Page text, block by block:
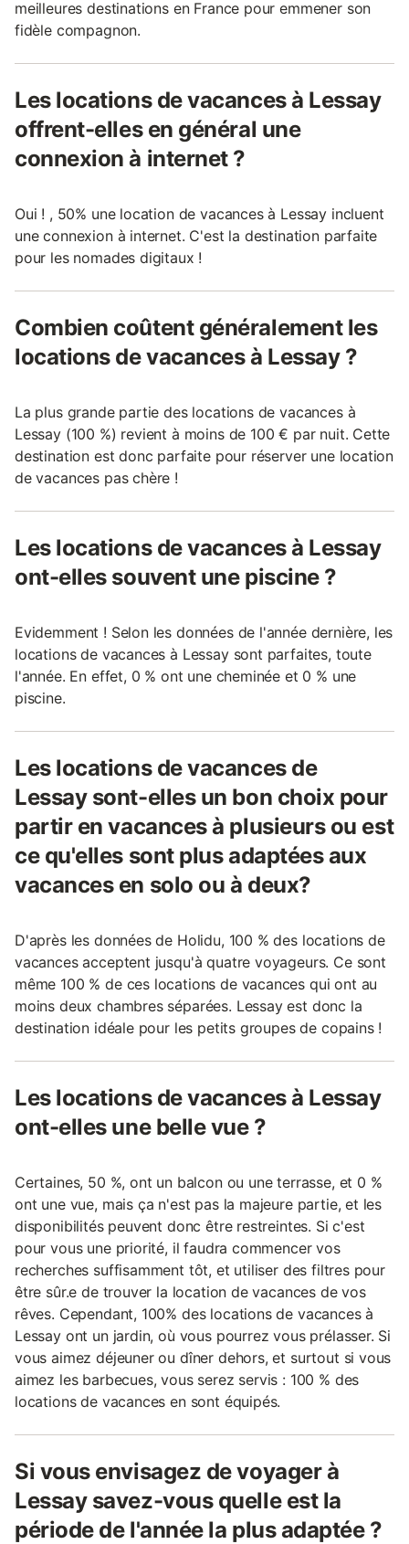
meilleures destinations en France pour emmener son
fidèle compagnon.
Les locations de vacances à Lessay
offrent-elles en général une
connexion à internet ?
Oui ! , 50% une location de vacances à Lessay incluent
une connexion à internet. C'est la destination parfaite
pour les nomades digitaux !
Combien coûtent généralement les
locations de vacances à Lessay ?
La plus grande partie des locations de vacances à
Lessay (100 %) revient à moins de 100 € par nuit. Cette
destination est donc parfaite pour réserver une location
de vacances pas chère !
Les locations de vacances à Lessay
ont-elles souvent une piscine ?
Evidemment ! Selon les données de l'année dernière, les
locations de vacances à Lessay sont parfaites, toute
l'année. En effet, 0 % ont une cheminée et 0 % une
piscine.
Les locations de vacances de
Lessay sont-elles un bon choix pour
partir en vacances à plusieurs ou est
ce qu'elles sont plus adaptées aux
vacances en solo ou à deux?
D'après les données de Holidu, 100 % des locations de
vacances acceptent jusqu'à quatre voyageurs. Ce sont
même 100 % de ces locations de vacances qui ont au
moins deux chambres séparées. Lessay est donc la
destination idéale pour les petits groupes de copains !
Les locations de vacances à Lessay
ont-elles une belle vue ?
Certaines, 50 %, ont un balcon ou une terrasse, et 0 %
ont une vue, mais ça n'est pas la majeure partie, et les
disponibilités peuvent donc être restreintes. Si c'est
pour vous une priorité, il faudra commencer vos
recherches suffisamment tôt, et utiliser des filtres pour
être sûr.e de trouver la location de vacances de vos
rêves. Cependant, 100% des locations de vacances à
Lessay ont un jardin, où vous pourrez vous prélasser. Si
vous aimez déjeuner ou dîner dehors, et surtout si vous
aimez les barbecues, vous serez servis : 100 % des
locations de vacances en sont équipés.
Si vous envisagez de voyager à
Lessay savez-vous quelle est la
période de l'année la plus adaptée ?